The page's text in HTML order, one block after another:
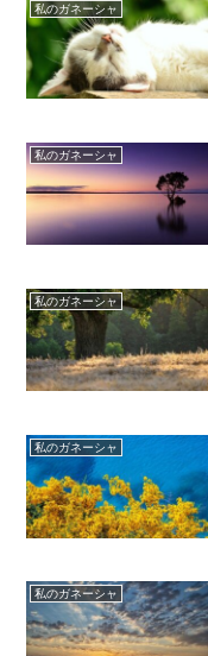
私のガネーシャ
私のガネーシャ
私のガネーシャ
私のガネーシャ
私のガネーシャ